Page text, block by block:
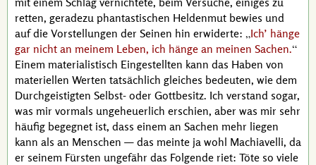
retten, geradezu phantastischen Heldenmut bewies und
auf die Vorstellungen der Seinen hin erwiderte:
Ich’ hänge
gar nicht an meinem Leben, ich hänge an meinen Sachen.
Einem materialistisch Eingestellten kann das Haben von
materiellen Werten tatsächlich gleiches bedeuten, wie dem
Durchgeistigten Selbst- oder Gottbesitz. Ich verstand sogar,
was mir vormals ungeheuerlich erschien, aber was mir sehr
häufig begegnet ist, dass einem an Sachen mehr liegen
kann als an Menschen — das meinte ja wohl Machiavelli, da
er seinem Fürsten ungefähr das Folgende riet: Töte so viele